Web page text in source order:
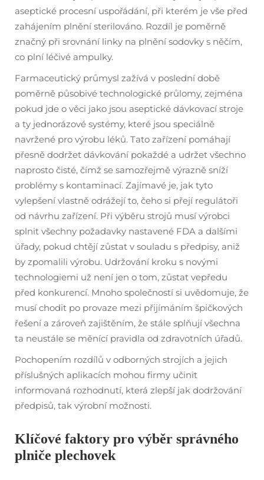
aseptické procesní uspořádání, při kterém je vše před
zahájením plnění sterilováno. Rozdíl je poměrně
značný při srovnání linky na plnění sodovky s něčím,
co plní léčivé ampulky.
Farmaceutický průmysl zažívá v poslední době
poměrně působivé technologické průlomy, zejména
pokud jde o věci jako jsou aseptické dávkovací stroje
a ty jednorázové systémy, které jsou speciálně
navržené pro výrobu léků. Tato zařízení pomáhají
přesně dodržet dávkování pokaždé a udržet všechno
naprosto čisté, čímž se samozřejmě výrazně sníží
problémy s kontaminací. Zajímavé je, jak tyto
vylepšení vlastně odrážejí to, čeho si přejí regulátoři
od návrhu zařízení. Při výběru strojů musí výrobci
splnit všechny požadavky nastavené FDA a dalšími
úřady, pokud chtějí zůstat v souladu s předpisy, aniž
by zpomalili výrobu. Udržování kroku s novými
technologiemi už není jen o tom, zůstat vepředu
před konkurencí. Mnoho společností si uvědomuje, že
musí chodit po provaze mezi přijímáním špičkových
řešení a zároveň zajištěním, že stále splňují všechna
ta neustále se měnící pravidla od zdravotních úřadů.
Pochopením rozdílů v odborných strojích a jejich
příslušných aplikacích mohou firmy učinit
informovaná rozhodnutí, která zlepší jak dodržování
předpisů, tak výrobní možnosti.
Klíčové faktory pro výběr správného
plniče plechovek